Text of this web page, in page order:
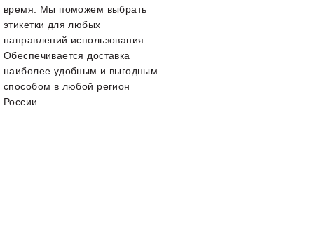
время. Мы поможем выбрать
этикетки для любых
направлений использования.
Обеспечивается доставка
наиболее удобным и выгодным
способом в любой регион
России.